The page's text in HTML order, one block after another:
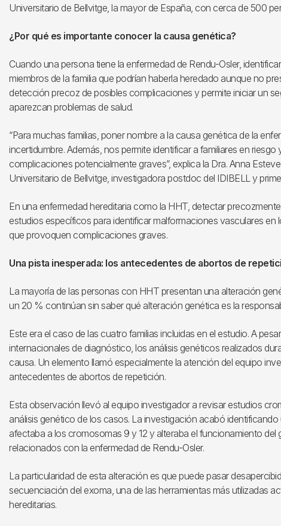
Universitario de Bellvitge, la mayor de España, con cerca de 500
¿Por qué es importante conocer la causa genética?
Cuando una persona tiene la enfermedad de Rendu-Osler,
miembros de la familia que podrían haberla heredado aunque no
detección precoz de posibles complicaciones y permite iniciar un
aparezcan problemas de salud.
“Para muchas familias, poner nombre a la causa genética de la
incertidumbre. Además, nos permite identificar a familiares en
complicaciones potencialmente graves”, explica la Dra. Anna
Universitario de Bellvitge, investigadora postdoc del IDIBELL y
En una enfermedad hereditaria como la HHT, detectar
estudios específicos para identificar malformaciones vasculares en
que provoquen complicaciones graves.
Una pista inesperada: los antecedentes de abortos de
La mayoría de las personas con HHT presentan una alteración
un 20 % continúan sin saber qué alteración genética es la
Este era el caso de las cuatro familias incluidas en el estudio. A
internacionales de diagnóstico, los análisis genéticos realizados
causa. Un elemento llamó especialmente la atención del equipo
antecedentes de abortos de repetición.
Esta observación llevó al equipo investigador a revisar estudios
análisis genético de los casos. La investigación acabó
afectaba a los cromosomas 9 y 12 y alteraba el funcionamiento del
relacionados con la enfermedad de Rendu-Osler.
La particularidad de esta alteración es que puede pasar
secuenciación del exoma, una de las herramientas más utilizadas
hereditarias.